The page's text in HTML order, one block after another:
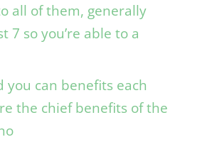
all of them, generally
7 so you’re able to a
you can benefits each
the chief benefits of the